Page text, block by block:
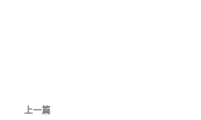
文
上
上一篇